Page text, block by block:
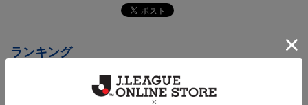
ランキング